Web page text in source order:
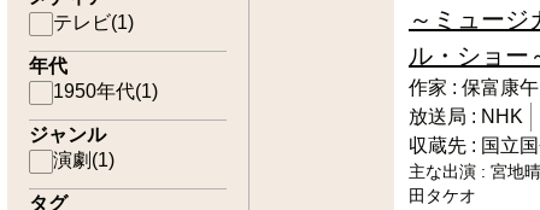
テレビ(1)
年代
1950年代(1)
ジャンル
演劇 (1)
タグ
～ミュージ
ル・ショー
作家 : 保富康午
放送局 : NHK
収蔵先 : 国立
主な出演 : 宮地
田タケオ